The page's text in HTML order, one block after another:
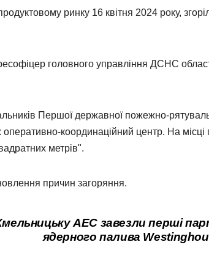
ринку 16 квітня 2024 року,
головного управління ДСНС
Першої державної пожежно-
оперативно-координаційний центр. На місці
метрів".
причин загоряння.
АЕС завезли перші
ядерного палива